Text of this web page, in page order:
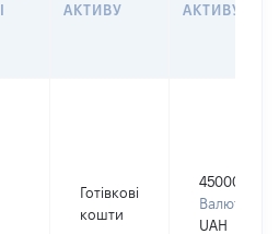
АКТИВУ
АКТИВУ
Готівкові
кошти
450000
Валюта:
UAH